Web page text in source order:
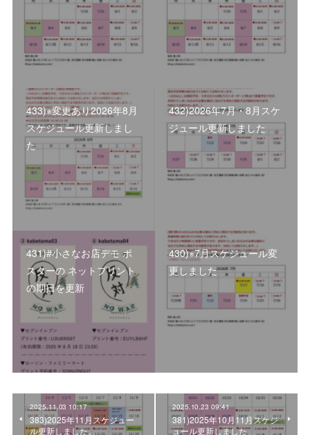
433)※変更あり2026年8月
スケジュール更新しまし
た
432)2026年7月・8月スケ
ジュール更新しました
431)#小さなお店デモ ポ
スターの ネットプリント
の期日を更新
430)※7月スケジュール変
更しました
2025.11.03 10:17
383)2025年11月スケジュー
ル更新しました。
2025.10.23 09:41
381)2025年10月11月スケジ
ュール更新しました